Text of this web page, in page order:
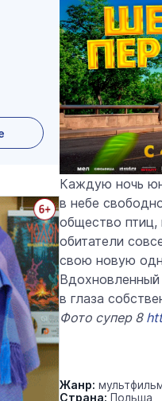
Каждую ночь
в небе
общество птиц,
обитатели
свою новую
Вдохновленный
в глаза
Фото супер 8
Жанр:
Страна: Польша